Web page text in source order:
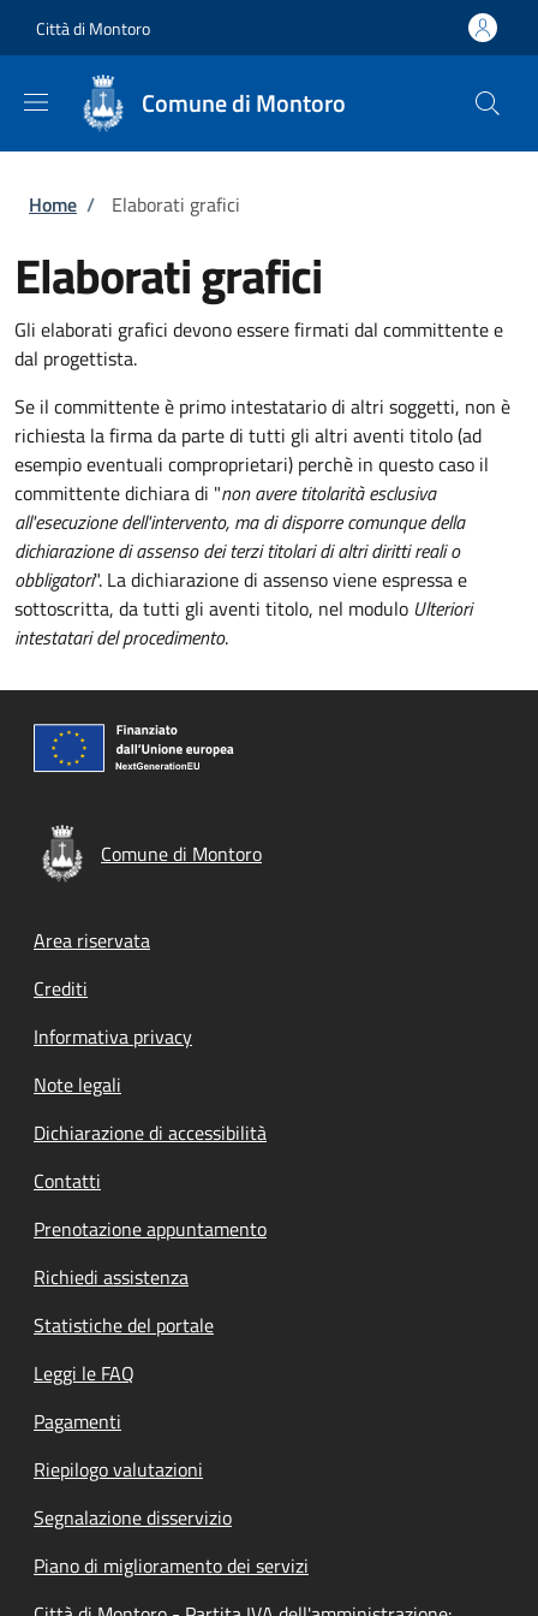
Città di Montoro
Comune di Montoro
Briciole di pane
Home / Elaborati grafici
Elaborati grafici
Gli elaborati grafici devono essere firmati dal committente e
dal progettista.
Se il committente è primo intestatario di altri soggetti, non è
richiesta la firma da parte di tutti gli altri aventi titolo (ad
esempio eventuali comproprietari) perchè in questo caso il
committente dichiara di "non avere titolarità esclusiva
all'esecuzione dell'intervento, ma di disporre comunque della
dichiarazione di assenso dei terzi titolari di altri diritti reali o
obbligatori". La dichiarazione di assenso viene espressa e
sottoscritta, da tutti gli aventi titolo, nel modulo Ulteriori
intestatari del procedimento.
Comune di Montoro
Footer menu
Area riservata
Crediti
Informativa privacy
Note legali
Dichiarazione di accessibilità
Contatti
Prenotazione appuntamento
Richiedi assistenza
Statistiche del portale
Leggi le FAQ
Pagamenti
Riepilogo valutazioni
Segnalazione disservizio
Piano di miglioramento dei servizi